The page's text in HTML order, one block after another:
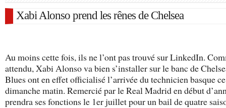
Xabi Alonso prend les rênes de Chelsea
Au moins cette fois, ils ne l’ont pas trouvé sur LinkedIn.
attendu, Xabi Alonso va bien s’installer sur le banc de
Blues ont en effet officialisé l’arrivée du technicien basque ce
dimanche matin. Remercié par le Real Madrid en début
prendra ses fonctions le 1er juillet pour un bail de quatre